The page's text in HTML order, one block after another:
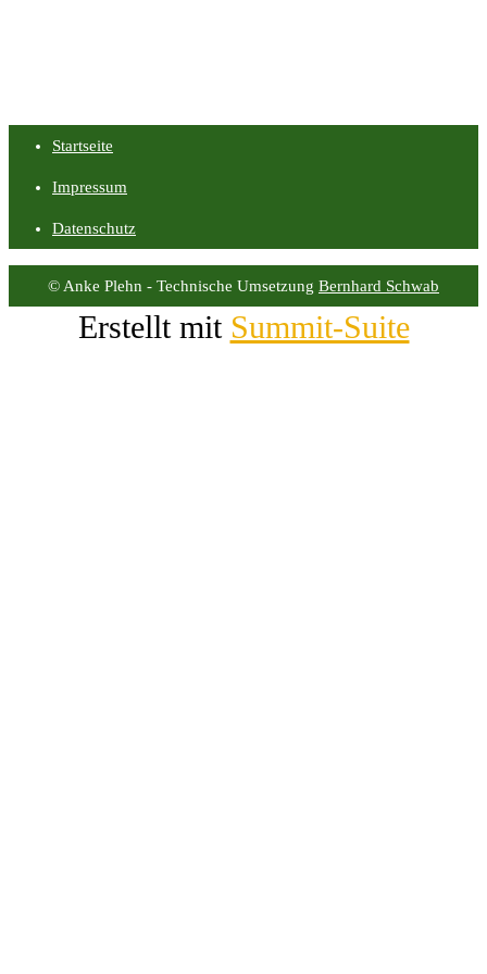
Startseite
Impressum
Datenschutz
© Anke Plehn - Technische Umsetzung Bernhard Schwab
Erstellt mit Summit-Suite